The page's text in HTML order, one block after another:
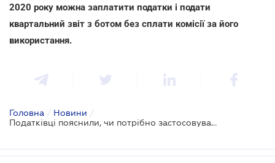
2020 року можна заплатити податки і подати
квартальний звіт з ботом без сплати комісії за його
використання.
Головна / Новини /
Податківці пояснили, чи потрібно застосовувати РРО при здійсненні розрахунків у безготівковій формі через банк